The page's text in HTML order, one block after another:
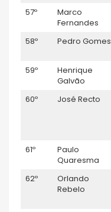
57º
Marco
Fernandes
58º Pedro Gomes
59º
Henrique
Galvão
60º José Recto
61º
Paulo
Quaresma
62º
Orlando
Rebelo